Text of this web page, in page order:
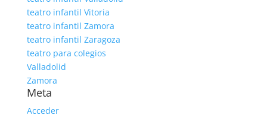
teatro infantil Vitoria
teatro infantil Zamora
teatro infantil Zaragoza
teatro para colegios
Valladolid
Zamora
Meta
Acceder